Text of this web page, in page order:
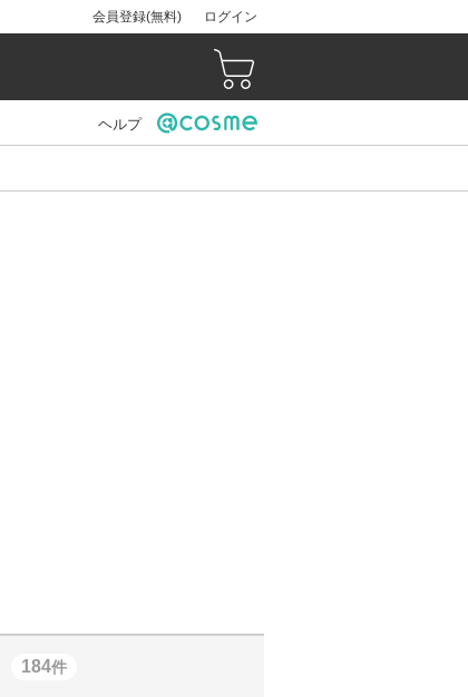
会員登録(無料) ログイン
ヘルプ
184件